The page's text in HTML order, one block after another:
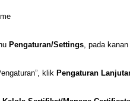
Pengaturan/Settings, pada
klik Pengaturan